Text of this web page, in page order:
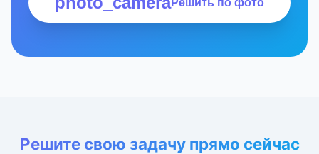
Решите свою задачу прямо сейчас